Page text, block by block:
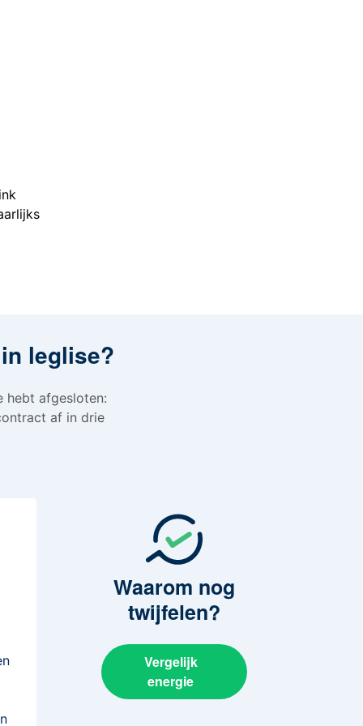
leglise?
hebt afgesloten:
af in drie
Waarom nog
twijfelen?
Vergelijk
energie